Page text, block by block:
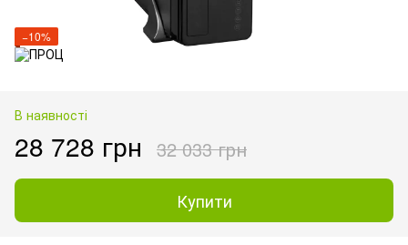
−10%
В наявності
28 728 грн 32 033 грн
Купити